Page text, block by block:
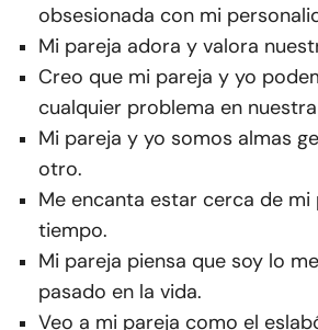
obsesionada con mi
Mi pareja adora y valora
Creo que mi pareja y yo
cualquier problema en
Mi pareja y yo somos almas
otro.
Me encanta estar cerca de
tiempo.
Mi pareja piensa que soy lo
pasado en la vida.
Veo a mi pareja como el